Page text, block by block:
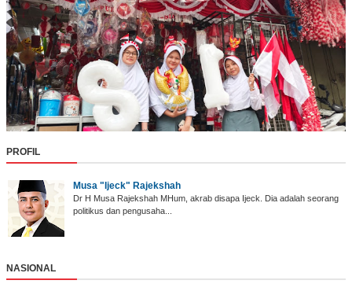
PROFIL
Musa "Ijeck" Rajekshah
Dr H Musa Rajekshah MHum, akrab disapa Ijeck. Dia adalah seorang
politikus dan pengusaha...
NASIONAL